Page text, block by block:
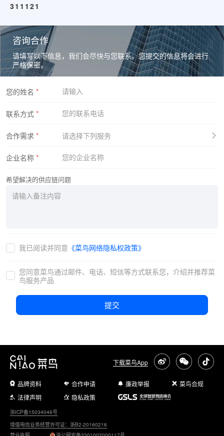
311121
咨询合作
请填写以下信息，我们会尽快与您联系。您提交的信息将会进行
严格保密。
您的姓名 *
联系方式 *
合作需求 * 请选择下列服务
企业名称 *
希望解决的供应链问题
我已阅读并同意 《菜鸟网络隐私权政策》
您同意菜鸟通过邮件、电话、短信等方式联系您，介绍并推荐菜
鸟服务产品
提交
下载菜鸟App
品牌资料 合作申请 廉政举报
菜鸟合规
法律声明
隐私政策
浙ICP备15034046号
增值电信业务经营许可证：浙B2-20160216